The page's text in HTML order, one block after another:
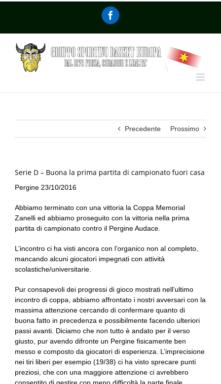
Precedente Prossimo
Serie D – Buona la prima partita di campionato fuori casa
Pergine 23/10/2016
Abbiamo terminato con una vittoria la Coppa Memorial
Zanelli ed abbiamo proseguito con la vittoria nella prima
partita di campionato contro il Pergine Audace.
L’incontro ci ha visti ancora con l’organico non al completo,
mancando alcuni giocatori impegnati con attività
scolastiche/universitarie.
Pur consapevoli dei progressi di gioco mostrati nell’ultimo
incontro di coppa, abbiamo affrontato i nostri avversari con la
massima attenzione cercando di confermare quanto di
buona fatto in precedenza e possibilmente facendo ulteriori
passi avanti. Diciamo che non tutto è andato per il verso
giusto, pur avendo difronte un Pergine fisicamente ben
messo e composto da giocatori di esperienza. L’imprecisione
nei tiri liberi per esempio (19/38) ci ha visto sprecare punti
preziosi, che con una maggiore attenzione ci avrebbero
consentito di gestire con meno difficoltà la parte finale